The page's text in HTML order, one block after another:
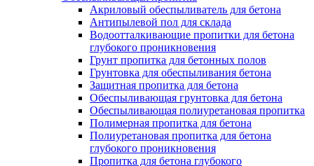
Акриловый обеспыливатель для бетона
Антипылевой пол для склада
Водоотталкивающие пропитки для бетона
глубокого проникновения
Грунт пропитка для бетонных полов
Грунтовка для обеспыливания бетона
Защитная пропитка для бетона
Обеспыливающая грунтовка для бетона
Обеспыливающая полиуретановая пропитка
Полимерная пропитка для бетона
Полиуретановая пропитка для бетона
глубокого проникновения
Пропитка для бетона глубокого